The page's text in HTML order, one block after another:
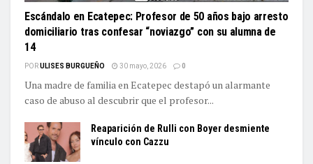
Escándalo en Ecatepec: Profesor de 50 años bajo arresto
domiciliario tras confesar “noviazgo” con su alumna de
14
PORULISES BURGUEÑO 30 mayo, 2026 0
Una madre de familia en Ecatepec destapó un alarmante
caso de abuso al descubrir que el profesor...
Reaparición de Rulli con Boyer desmiente
vínculo con Cazzu